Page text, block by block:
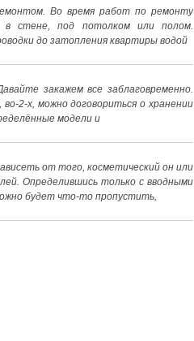
Во время работ по ремонту
в стене, под потолком или полом.
до затопления квартиры водой
закажем все заблаговременно.
2-х, можно договориться о хранении
модели и
от того, косметический он или
Определившись только с вводными
будет что-то пропустить,